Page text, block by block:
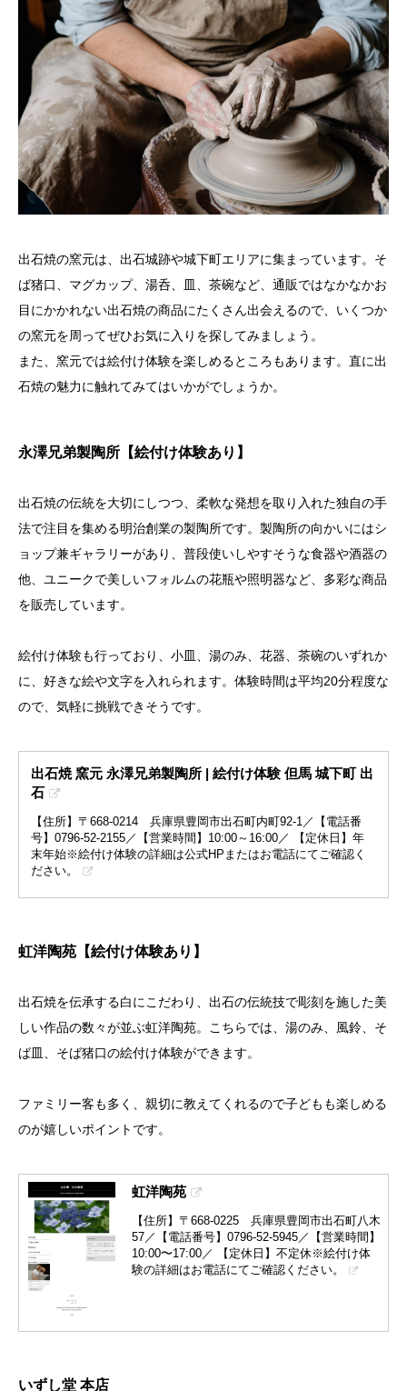
出石焼の窯元は、出石城跡や城下町エリアに集まっています。そ
ば猪口、マグカップ、湯呑、皿、茶碗など、通販ではなかなかお
目にかかれない出石焼の商品にたくさん出会えるので、いくつか
の窯元を周ってぜひお気に入りを探してみましょう。
また、窯元では絵付け体験を楽しめるところもあります。直に出
石焼の魅力に触れてみてはいかがでしょうか。
永澤兄弟製陶所【絵付け体験あり】
出石焼の伝統を大切にしつつ、柔軟な発想を取り入れた独自の手
法で注目を集める明治創業の製陶所です。製陶所の向かいにはシ
ョップ兼ギャラリーがあり、普段使いしやすそうな食器や酒器の
他、ユニークで美しいフォルムの花瓶や照明器など、多彩な商品
を販売しています。
絵付け体験も行っており、小皿、湯のみ、花器、茶碗のいずれか
に、好きな絵や文字を入れられます。体験時間は平均20分程度な
ので、気軽に挑戦できそうです。
出石焼 窯元 永澤兄弟製陶所 | 絵付け体験 但馬 城下町 出
石
【住所】〒668-0214 兵庫県豊岡市出石町内町92-1／【電話番
号】0796-52-2155／【営業時間】10:00～16:00／ 【定休日】年
末年始※絵付け体験の詳細は公式HPまたはお電話にてご確認く
ださい。
虹洋陶苑【絵付け体験あり】
出石焼を伝承する白にこだわり、出石の伝統技で彫刻を施した美
しい作品の数々が並ぶ虹洋陶苑。こちらでは、湯のみ、風鈴、そ
ば皿、そば猪口の絵付け体験ができます。
ファミリー客も多く、親切に教えてくれるので子どもも楽しめる
のが嬉しいポイントです。
虹洋陶苑
【住所】〒668-0225 兵庫県豊岡市出石町八木
57／【電話番号】0796-52-5945／【営業時間】
10:00〜17:00／ 【定休日】不定休※絵付け体
験の詳細はお電話にてご確認ください。
いずし堂 本店